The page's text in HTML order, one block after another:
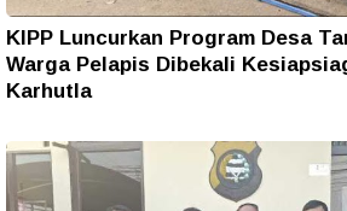
KIPP Luncurkan Program Desa
Warga Pelapis Dibekali
Karhutla